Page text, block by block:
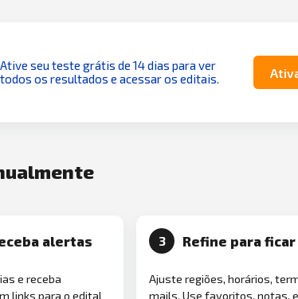
Ative seu teste grátis de 14 dias para ver
todos os resultados e acessar os editais.
alertas
e receba
links para o edital
3 Refine para
Ajuste regiões, horários,
mails. Use favoritos, notas,